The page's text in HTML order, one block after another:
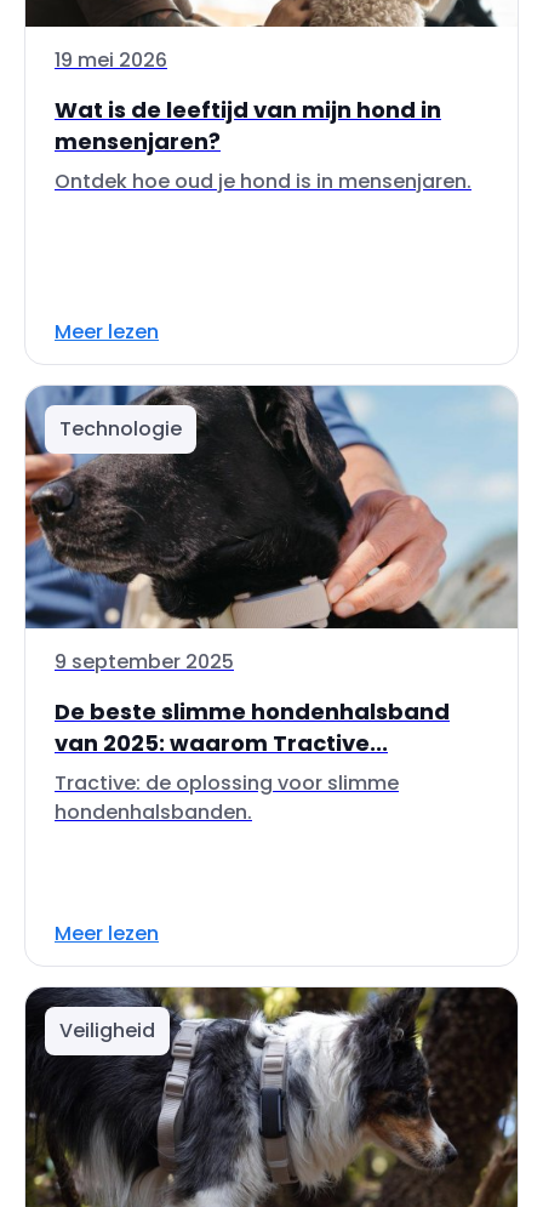
19 mei 2026
Wat is de leeftijd van mijn hond in
mensenjaren?
Ontdek hoe oud je hond is in mensenjaren.
Meer lezen
Technologie
9 september 2025
De beste slimme hondenhalsband
van 2025: waarom Tractive...
Tractive: de oplossing voor slimme
hondenhalsbanden.
Meer lezen
Veiligheid